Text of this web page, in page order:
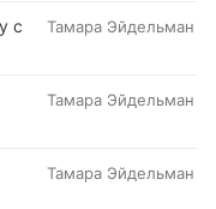
с
Тамара Эйдельман
Тамара Эйдельман
Тамара Эйдельман